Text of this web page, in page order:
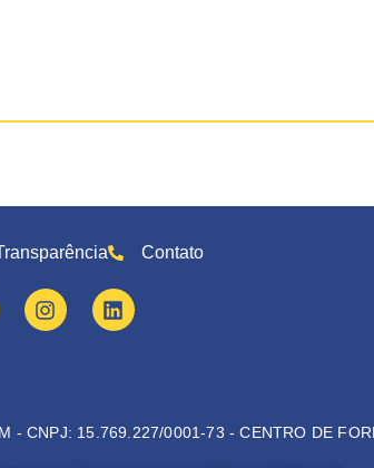
Contato
- CNPJ: 15.769.227/0001-73 - CENTRO DE